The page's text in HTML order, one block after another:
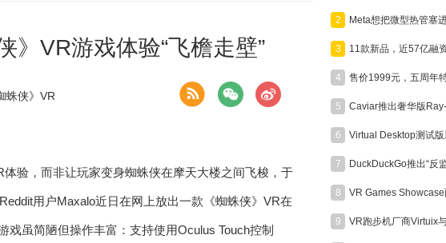
》VR游戏体验“飞檐走壁”
蛛侠》VR
体验，而非让玩家变身蜘蛛侠在摩天大楼之间飞梭，于
Reddit用户Maxalo近日在网上放出一款《蜘蛛侠》VR在
虽简陋但操作丰富：支持使用Oculus Touch控制
2
3
4
5
6
7
8
9